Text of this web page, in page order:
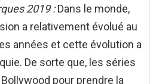
2019 :Dans le monde,
a relativement évolué au
années et cette évolution a
De sorte que, les séries
pour prendre la